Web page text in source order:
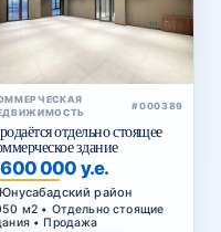
#000389
отдельно стоящее
здание
600 000 у.е.
Юнусабадский район
м2 • Отдельно стоящие
• Продажа